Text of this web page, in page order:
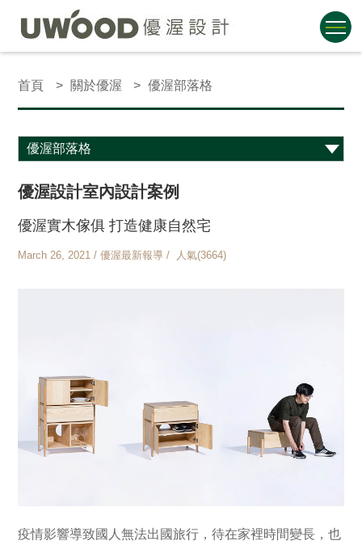
首頁 關於優渥 優渥部落格
優渥設計室內設計案例
優渥實木傢俱 打造健康自然宅
March 26, 2021 / 優渥最新報導 / 人氣(3664)
疫情影響導致國人無法出國旅行，待在家裡時間變長，也